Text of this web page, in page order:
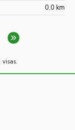
visas.
0,0 km